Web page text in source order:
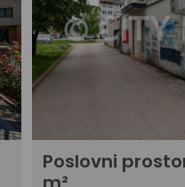
Poslovni